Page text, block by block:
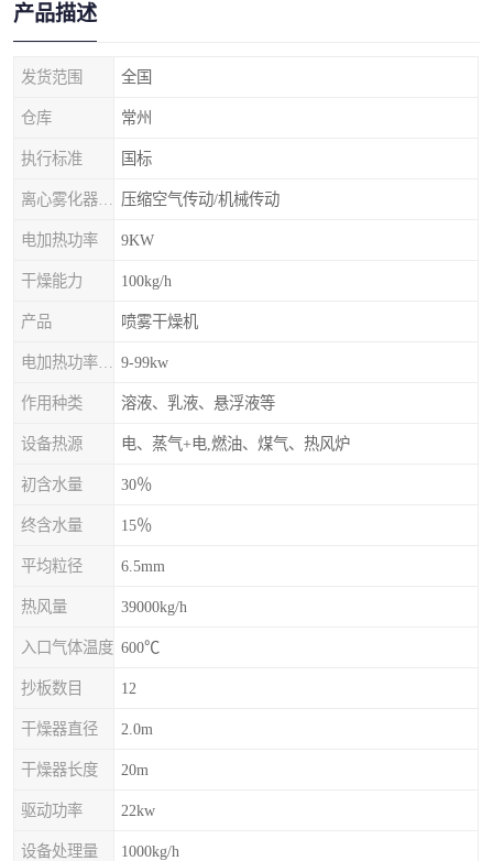
产品描述
发货范围 全国
仓库 常州
执行标准 国标
压缩空气传动/机械传动
电加热功率 9KW
干燥能力 100kg/h
产品 喷雾干燥机
9-99kw
作用种类 溶液、乳液、悬浮液等
设备热源 电、蒸气+电,燃油、煤气、热风炉
初含水量 30％
终含水量 15％
平均粒径 6.5mm
热风量 39000kg/h
入口气体温度 600℃
抄板数目 12
干燥器直径 2.0m
干燥器长度 20m
驱动功率 22kw
设备处理量 1000kg/h